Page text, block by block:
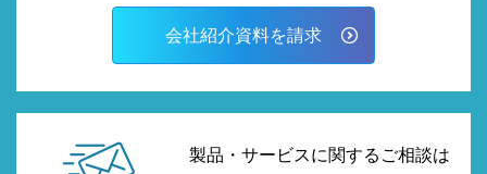
会社紹介資料を請求
製品・サービスに関するご相談は